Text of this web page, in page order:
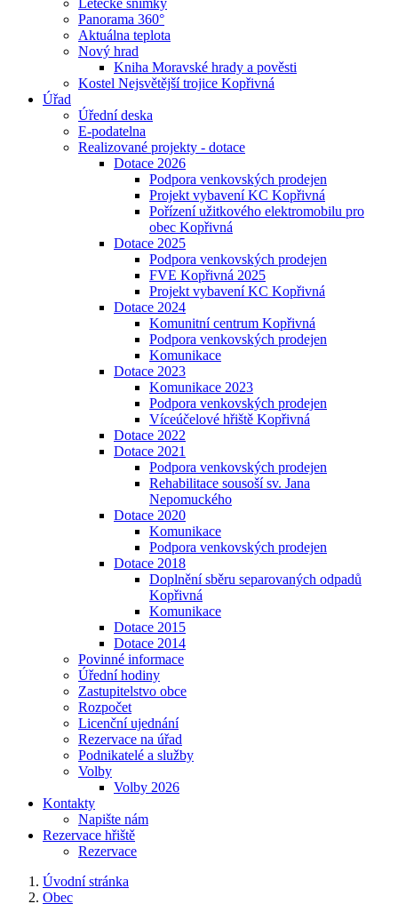
Letecké snímky
Panorama 360°
Aktuálna teplota
Nový hrad
Kniha Moravské hrady a pověsti
Kostel Nejsvětější trojice Kopřivná
Úřad
Úřední deska
E-podatelna
Realizované projekty - dotace
Dotace 2026
Podpora venkovských prodejen
Projekt vybavení KC Kopřivná
Pořízení užitkového elektromobilu pro
obec Kopřivná
Dotace 2025
Podpora venkovských prodejen
FVE Kopřivná 2025
Projekt vybavení KC Kopřivná
Dotace 2024
Komunitní centrum Kopřivná
Podpora venkovských prodejen
Komunikace
Dotace 2023
Komunikace 2023
Podpora venkovských prodejen
Víceúčelové hřiště Kopřivná
Dotace 2022
Dotace 2021
Podpora venkovských prodejen
Rehabilitace sousoší sv. Jana
Nepomuckého
Dotace 2020
Komunikace
Podpora venkovských prodejen
Dotace 2018
Doplnění sběru separovaných odpadů
Kopřivná
Komunikace
Dotace 2015
Dotace 2014
Povinné informace
Úřední hodiny
Zastupitelstvo obce
Rozpočet
Licenční ujednání
Rezervace na úřad
Podnikatelé a služby
Volby
Volby 2026
Kontakty
Napište nám
Rezervace hřiště
Rezervace
Úvodní stránka
Obec